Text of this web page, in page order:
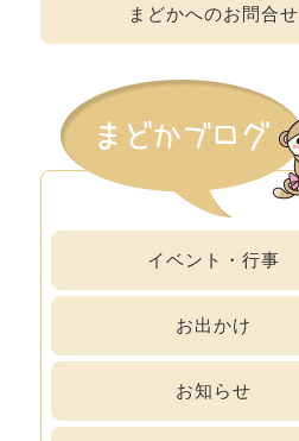
まどかへのお問合せ
イベント・行事
お出かけ
お知らせ